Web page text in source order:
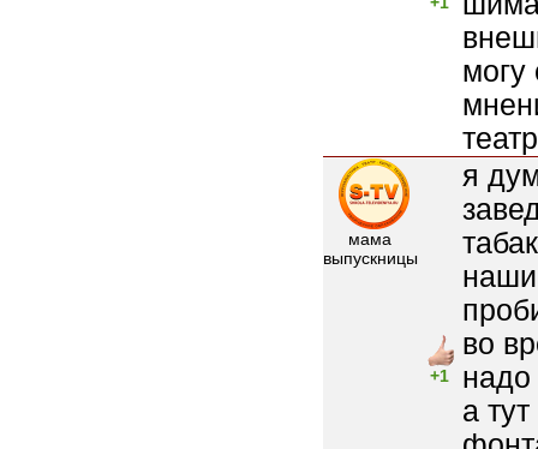
могу
мама
выпускницы
+1
я
во
надо
а